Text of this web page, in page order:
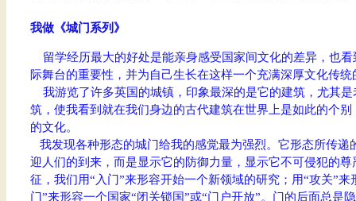
我做《城门系列》
留学经历最大的好处是能亲身感受国家间文化的差异，也
际舞台的重要性，并为自己生长在这样一个充满深厚文化传
我游览了许多英国的城镇，印象最深的是它的建筑，尤其
筑，使我看到就在我们身边的古代建筑在世界上是如此的个
的文化。
我发现各种形态的城门给我的感觉最为强烈。它形态所传递
迎人们的到来，而是显示它的防御力量，显示它不可侵犯的
征，我们用“入门”来形容开始一个新领域的研究；用“攻关”
门”来形容一个国家“闭关锁国”或“门户开放”。门的后面总是